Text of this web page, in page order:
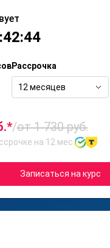
Рассрочка
12 месяцев
/от 1 730 руб.
на 12 мес.
Записаться на курс